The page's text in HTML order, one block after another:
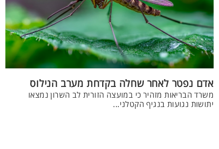
אדם נפטר לאחר שחלה בקדחת מערב הנילוס
משרד הבריאות מזהיר כי במועצה הזורית לב השרון נמצאו
יתושות נגועות בנגיף הקטלני...